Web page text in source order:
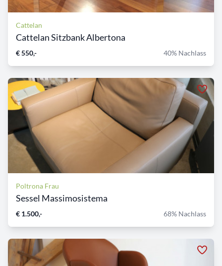
Cattelan
Cattelan Sitzbank Albertona
€ 550,- 40% Nachlass
Poltrona Frau
Sessel Massimosistema
€ 1.500,- 68% Nachlass